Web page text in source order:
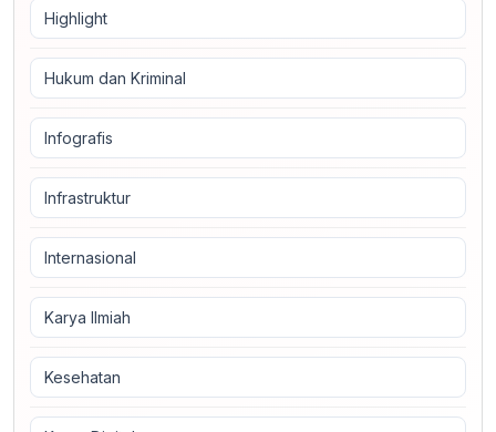
Highlight
Hukum dan Kriminal
Infografis
Infrastruktur
Internasional
Karya Ilmiah
Kesehatan